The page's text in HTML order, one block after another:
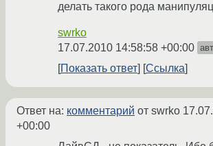
делать такого рода
swrko
17.07.2010 14:58:58 +00:00
Показать ответ Ссылка
Ответ на: комментарий от swrko
+00:00